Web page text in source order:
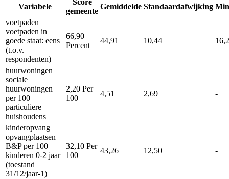
Variabele
Score
gemeente
Gemiddelde Standaardafwijking
voetpaden
voetpaden in
goede staat: eens
(t.o.v.
respondenten)
66,90
Percent
44,91 10,44
huurwoningen
sociale
huurwoningen
per 100
particuliere
huishoudens
2,20 Per
100
4,51 2,69 -
kinderopvang
opvangplaatsen
B&P per 100
kinderen 0-2 jaar
(toestand
31/12/jaar-1)
32,10 Per
100
43,26 12,50 -